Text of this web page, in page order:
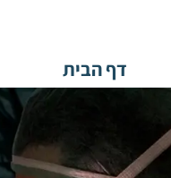
דף הבית